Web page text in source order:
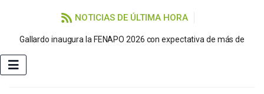
NOTICIAS DE ÚLTIMA HORA
Gallardo inaugura la FENAPO 2026 con expectativa de más de